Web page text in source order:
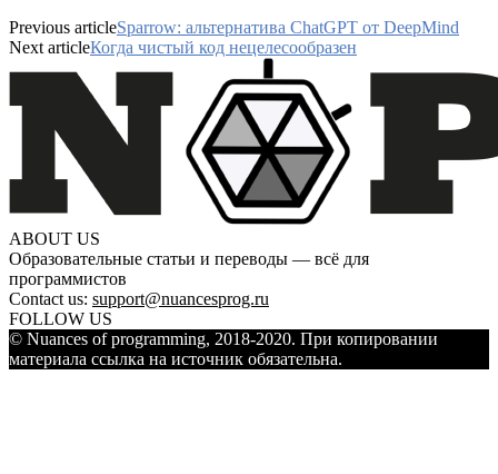
Previous articleSparrow: альтернатива ChatGPT от DeepMind
Next articleКогда чистый код нецелесообразен
ABOUT US
Образовательные статьи и переводы — всё для
программистов
Contact us: support@nuancesprog.ru
FOLLOW US
© Nuances of programming, 2018-2020. При копировании
материала ссылка на источник обязательна.